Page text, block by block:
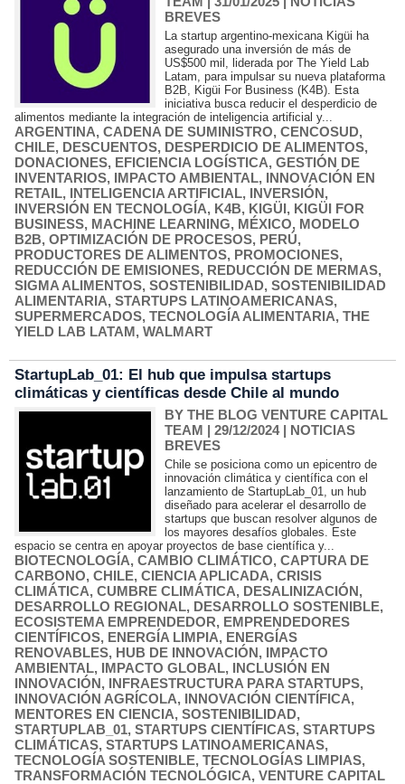
BREVES
La startup argentino-mexicana Kigüi ha
asegurado una inversión de más de
US$500 mil, liderada por The Yield Lab
Latam, para impulsar su nueva plataforma
B2B, Kigüi For Business (K4B). Esta
iniciativa busca reducir el desperdicio de
alimentos mediante la integración de inteligencia artificial y...
ARGENTINA, CADENA DE SUMINISTRO, CENCOSUD,
CHILE, DESCUENTOS, DESPERDICIO DE ALIMENTOS,
DONACIONES, EFICIENCIA LOGÍSTICA, GESTIÓN DE
INVENTARIOS, IMPACTO AMBIENTAL, INNOVACIÓN EN
RETAIL, INTELIGENCIA ARTIFICIAL, INVERSIÓN,
INVERSIÓN EN TECNOLOGÍA, K4B, KIGÜI, KIGÜI FOR
BUSINESS, MACHINE LEARNING, MÉXICO, MODELO
B2B, OPTIMIZACIÓN DE PROCESOS, PERÚ,
PRODUCTORES DE ALIMENTOS, PROMOCIONES,
REDUCCIÓN DE EMISIONES, REDUCCIÓN DE MERMAS,
SIGMA ALIMENTOS, SOSTENIBILIDAD, SOSTENIBILIDAD
ALIMENTARIA, STARTUPS LATINOAMERICANAS,
SUPERMERCADOS, TECNOLOGÍA ALIMENTARIA, THE
YIELD LAB LATAM, WALMART
StartupLab_01: El hub que impulsa startups
climáticas y científicas desde Chile al mundo
BY THE BLOG VENTURE CAPITAL
TEAM | 29/12/2024| NOTICIAS
BREVES
Chile se posiciona como un epicentro de
innovación climática y científica con el
lanzamiento de StartupLab_01, un hub
diseñado para acelerar el desarrollo de
startups que buscan resolver algunos de
los mayores desafíos globales. Este
espacio se centra en apoyar proyectos de base científica y...
BIOTECNOLOGÍA, CAMBIO CLIMÁTICO, CAPTURA DE
CARBONO, CHILE, CIENCIA APLICADA, CRISIS
CLIMÁTICA, CUMBRE CLIMÁTICA, DESALINIZACIÓN,
DESARROLLO REGIONAL, DESARROLLO SOSTENIBLE,
ECOSISTEMA EMPRENDEDOR, EMPRENDEDORES
CIENTÍFICOS, ENERGÍA LIMPIA, ENERGÍAS
RENOVABLES, HUB DE INNOVACIÓN, IMPACTO
AMBIENTAL, IMPACTO GLOBAL, INCLUSIÓN EN
INNOVACIÓN, INFRAESTRUCTURA PARA STARTUPS,
INNOVACIÓN AGRÍCOLA, INNOVACIÓN CIENTÍFICA,
MENTORES EN CIENCIA, SOSTENIBILIDAD,
STARTUPLAB_01, STARTUPS CIENTÍFICAS, STARTUPS
CLIMÁTICAS, STARTUPS LATINOAMERICANAS,
TECNOLOGÍA SOSTENIBLE, TECNOLOGÍAS LIMPIAS,
TRANSFORMACIÓN TECNOLÓGICA, VENTURE CAPITAL